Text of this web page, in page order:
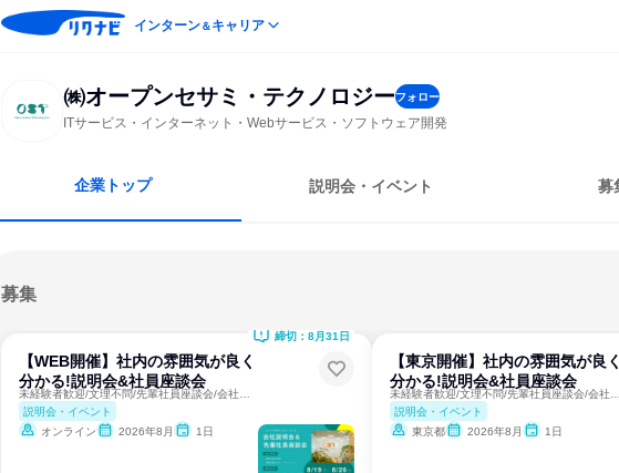
インターン＆キャリア
㈱オープンセサミ・テクノロジーフォロー
ITサービス・インターネット・Webサービス・ソフトウェア開発
企業トップ 説明会・イベント 募
募集
【WEB開催】社内の雰囲気が良く
分かる!説明会&社員座談会
説明会・イベント
オンライン
2026年8月 1日
締切：8月31日
【東京開催】社内の雰囲気が良
分かる!説明会&社員座談会
説明会・イベント
東京都
2026年8月 1日